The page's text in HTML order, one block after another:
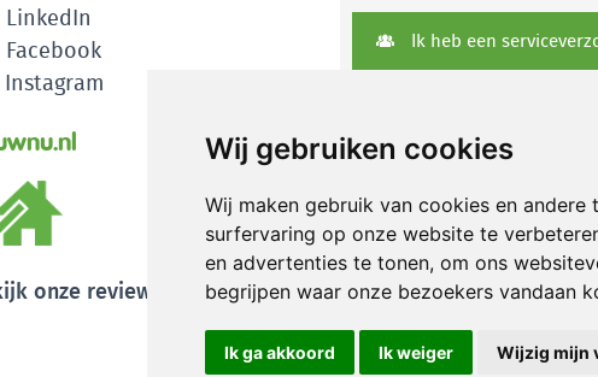
Wij gebruiken cookies
Wij maken gebruik van cookies en
surfervaring op onze website te
en advertenties te tonen, om ons
begrijpen waar onze bezoekers vandaan
Ik ga akkoord Ik weiger Wijzig mijn
LinkedIn
Facebook
Instagram
onze reviews
Ik heb een